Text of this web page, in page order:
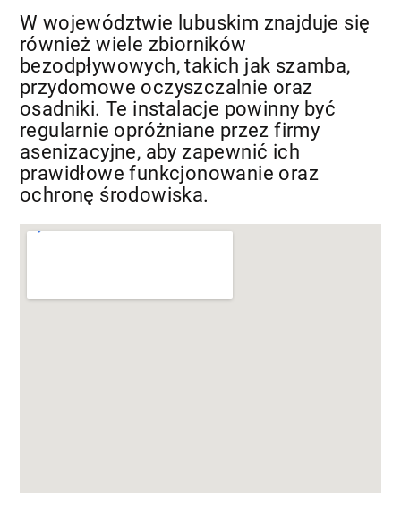
W województwie lubuskim znajduje się
również wiele zbiorników
bezodpływowych, takich jak szamba,
przydomowe oczyszczalnie oraz
osadniki. Te instalacje powinny być
regularnie opróżniane przez firmy
asenizacyjne, aby zapewnić ich
prawidłowe funkcjonowanie oraz
ochronę środowiska.